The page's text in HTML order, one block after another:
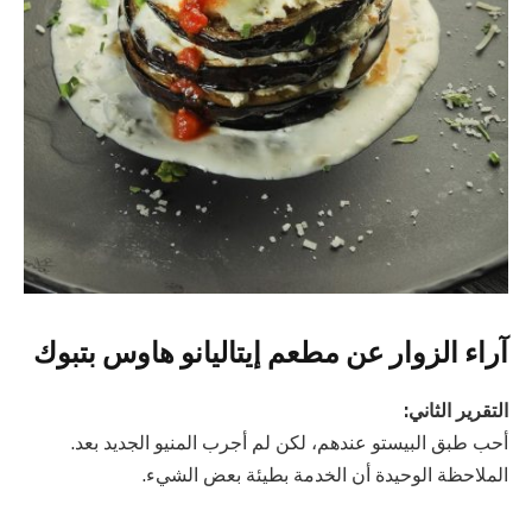
آراء الزوار عن مطعم إيتاليانو هاوس بتبوك
التقرير الثاني:
أحب طبق البيستو عندهم، لكن لم أجرب المنيو الجديد بعد.
الملاحظة الوحيدة أن الخدمة بطيئة بعض الشيء.